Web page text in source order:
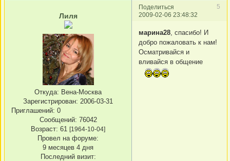
Поделиться
5
2009-02-06 23:48:32
Лиля
Откуда: Вена-Москва
Зарегистрирован: 2006-03-31
Приглашений: 0
Сообщений: 76042
Возраст: 61 [1964-10-04]
Провел на форуме:
9 месяцев 4 дня
Последний визит:
марина28, спасибо! И
добро пожаловать к нам!
Осматривайся и
вливайся в общение